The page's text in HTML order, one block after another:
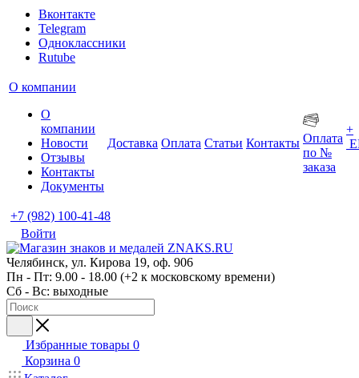
Вконтакте
Telegram
Одноклассники
Rutube
О компании
О
компании
Новости
Отзывы
Контакты
Документы
Доставка Оплата Статьи Контакты Оплата
по №
заказа
+
+7 (982) 100-41-48
Войти
Челябинск, ул. Кирова 19, оф. 906
Пн - Пт: 9.00 - 18.00 (+2 к московскому времени)
Сб - Вс: выходные
Избранные товары 0
Корзина 0